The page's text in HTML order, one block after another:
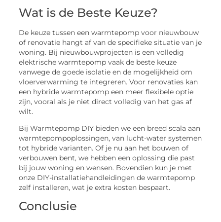
Wat is de Beste Keuze?
De keuze tussen een warmtepomp voor nieuwbouw
of renovatie hangt af van de specifieke situatie van je
woning. Bij nieuwbouwprojecten is een volledig
elektrische warmtepomp vaak de beste keuze
vanwege de goede isolatie en de mogelijkheid om
vloerverwarming te integreren. Voor renovaties kan
een hybride warmtepomp een meer flexibele optie
zijn, vooral als je niet direct volledig van het gas af
wilt.
Bij Warmtepomp DIY bieden we een breed scala aan
warmtepompoplossingen, van lucht-water systemen
tot hybride varianten. Of je nu aan het bouwen of
verbouwen bent, we hebben een oplossing die past
bij jouw woning en wensen. Bovendien kun je met
onze DIY-installatiehandleidingen de warmtepomp
zelf installeren, wat je extra kosten bespaart.
Conclusie